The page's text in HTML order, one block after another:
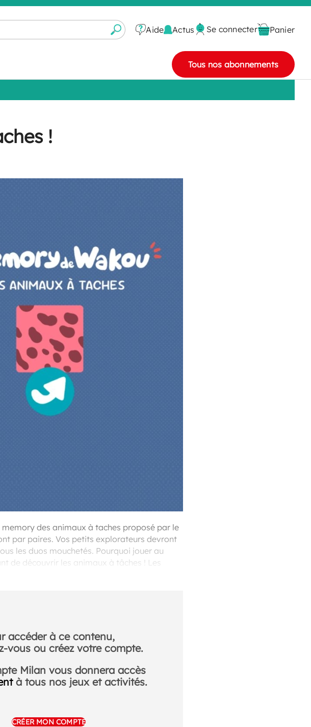
Aide Actus Se connecter Panier
Tous nos abonnements
!
des animaux à taches proposé par le
par paires. Vos petits explorateurs devront
les duos mouchetés. Pourquoi jouer au
de découvrir les animaux à tâches ! Les
accéder à ce contenu,
vous ou créez votre compte.
Milan vous donnera accès
à tous nos jeux et activités.
CRÉER MON COMPTE